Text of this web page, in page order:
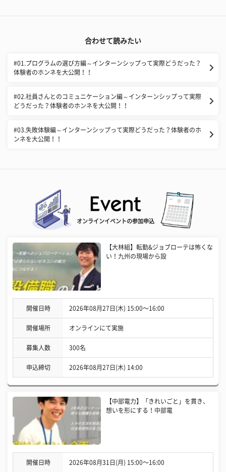
合わせて読みたい
#01.プログラムの選び方編～インターンシップって実際どうだった？
体験者のホンネを大公開！！
#02.社員さんとのコミュニケーション編～インターンシップって実際
どうだった？体験者のホンネを大公開！！
#03.失敗体験編～インターンシップって実際どうだった？体験者のホ
ンネを大公開！！
オンラインイベントの参加申込
【大林組】転勤&ジョブローテは怖くな
い！九州の現場から設
開催日時 2026年08月27日(木) 15:00〜16:00
開催場所 オンラインにて実施
募集人数 300名
申込締切 2026年08月27日(木) 14:00
【中部電力】「きれいごと」を貫き、
想いを形にする！中部電
開催日時 2026年08月31日(月) 15:00〜16:00